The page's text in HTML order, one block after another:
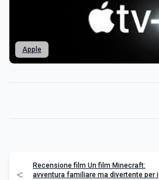
Apple
<
Recensione film Un film Minecraft:
avventura familiare ma divertente per i